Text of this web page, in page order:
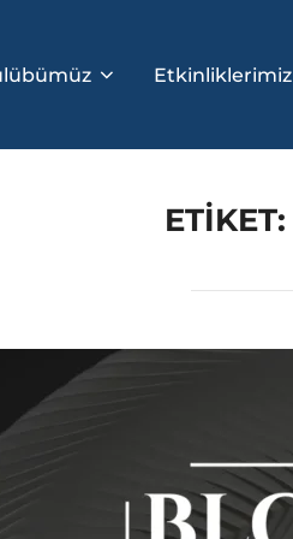
Etkinliklerimiz
ETIKET: